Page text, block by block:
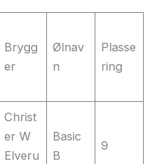
Brygg
er
Ølnav
n
Plasse
ring
Christ
er W
Elveru
Basic
B
9